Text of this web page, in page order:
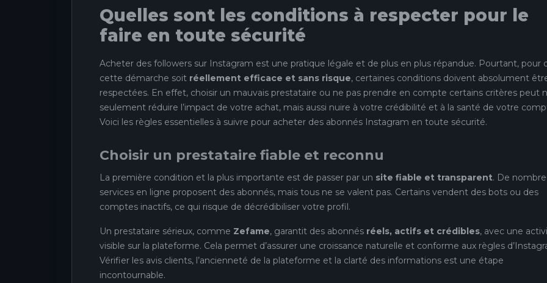
Quelles sont les conditions à respecter pour le
faire en toute sécurité
Acheter des followers sur Instagram est une pratique légale et de plus en plus répandue. Pourtant, pour
cette démarche soit réellement efficace et sans risque, certaines conditions doivent absolument
respectées. En effet, choisir un mauvais prestataire ou ne pas prendre en compte certains critères peut
seulement réduire l’impact de votre achat, mais aussi nuire à votre crédibilité et à la santé de votre
Voici les règles essentielles à suivre pour acheter des abonnés Instagram en toute sécurité.
Choisir un prestataire fiable et reconnu
La première condition et la plus importante est de passer par un site fiable et transparent. De
services en ligne proposent des abonnés, mais tous ne se valent pas. Certains vendent des bots ou des
comptes inactifs, ce qui risque de décrédibiliser votre profil.
Un prestataire sérieux, comme Zefame, garantit des abonnés réels, actifs et crédibles, avec une
visible sur la plateforme. Cela permet d’assurer une croissance naturelle et conforme aux règles
Vérifier les avis clients, l’ancienneté de la plateforme et la clarté des informations est une étape
incontournable.